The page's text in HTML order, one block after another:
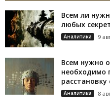
Всем ли
любых
Аналитика 9
Всем нужно
необходимо
расстановку
Аналитика 8